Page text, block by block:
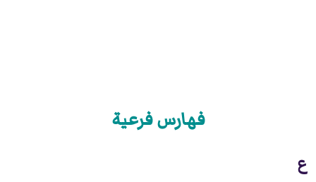
فهارس فرعية
ع